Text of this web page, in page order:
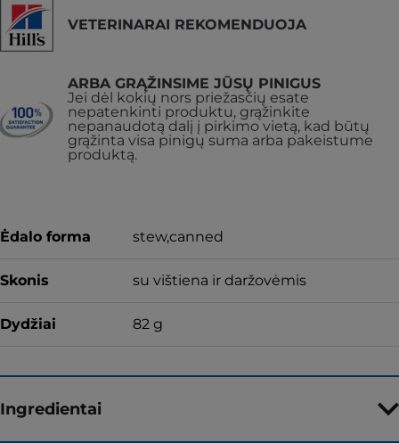
VETERINARAI REKOMENDUOJA
ARBA GRĄŽINSIME JŪSŲ PINIGUS
Jei dėl kokių nors priežasčių esate
nepatenkinti produktu, grąžinkite
nepanaudotą dalį į pirkimo vietą, kad būtų
grąžinta visa pinigų suma arba pakeistume
produktą.
Ėdalo forma stew,canned
Skonis su vištiena ir daržovėmis
Dydžiai 82 g
Ingredientai